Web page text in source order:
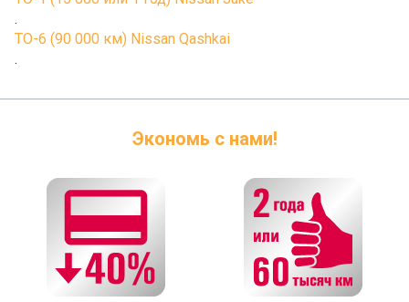
.
ТО-6 (90 000 км) Nissan Qashkai
.
Экономь с нами!